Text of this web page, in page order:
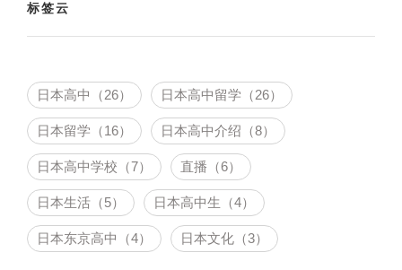
标签云
日本高中（26） 日本高中留学（26）
日本留学（16） 日本高中介绍（8）
日本高中学校（7） 直播（6）
日本生活（5） 日本高中生（4）
日本东京高中（4） 日本文化（3）